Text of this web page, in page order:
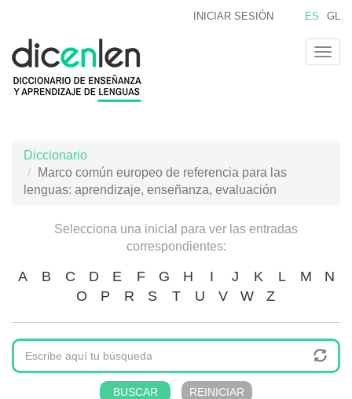
contenido
principal
ES GL
INICIAR SESIÓN
Diccionario
Marco común europeo de referencia para las
lenguas: aprendizaje, enseñanza, evaluación
Selecciona una inicial para ver las entradas
correspondientes:
A B C D E F G H I J K L M
N
O
P R S T U V W Z